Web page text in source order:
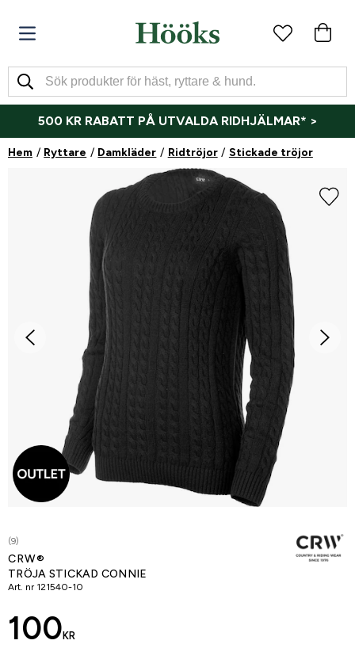
500 KR RABATT PÅ UTVALDA RIDHJÄLMAR* >
Hem Ryttare Damkläder Ridtröjor Stickade tröjor
(9)
CRW®
TRÖJA STICKAD CONNIE
Art. nr 121540-10
100 KR